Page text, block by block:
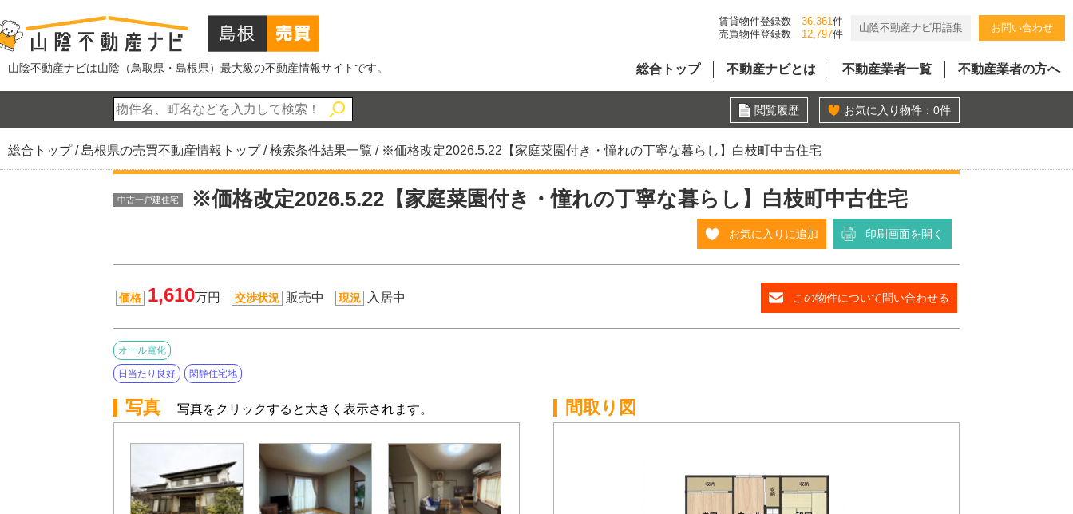
山陰不動産ナビは山陰（鳥取県・島根県）最大級の不動産情報サイトです。
賃貸物件登録数 36,361件
売買物件登録数
12,797件
山陰不動産ナビ用語集 お問い合わせ
総合トップ 不動産ナビとは 不動産業者一覧 不動産業者の方へ
閲覧履歴 お気に入り物件： 0件
現
在
総合トップ/島根県の売買不動産情報トップ/検索条件結果一覧 / ※価格改定2026.5.22【家庭菜園付き・憧れの丁寧な暮らし】白枝町中古住宅
中古一戸建住宅 ※価格改定2026.5.22【家庭菜園付き・憧れの丁寧な暮らし】白枝町中古住宅
お気に入りに追加 印刷画面を開く
価格 1,610万円 交渉状況 販売中 現況 入居中 この物件について問い合わせる
オール電化
日当たり良好 閑静住宅地
写真 写真をクリックすると大きく表示されます。 間取り図